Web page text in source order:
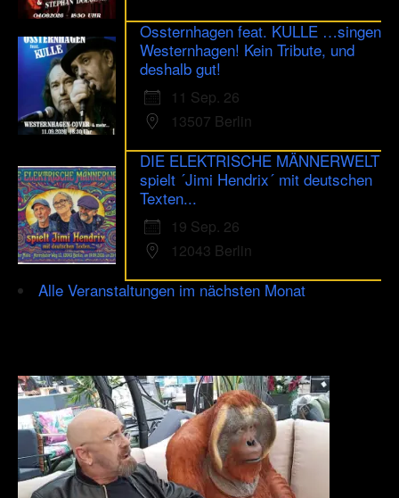
Ossternhagen feat. KULLE …singen
Westernhagen! Kein Tribute, und
deshalb gut!
11 Sep. 26
13507 Berlin
DIE ELEKTRISCHE MÄNNERWELT
spielt ´Jimi Hendrix´ mit deutschen
Texten...
19 Sep. 26
12043 Berlin
Alle Veranstaltungen im nächsten Monat